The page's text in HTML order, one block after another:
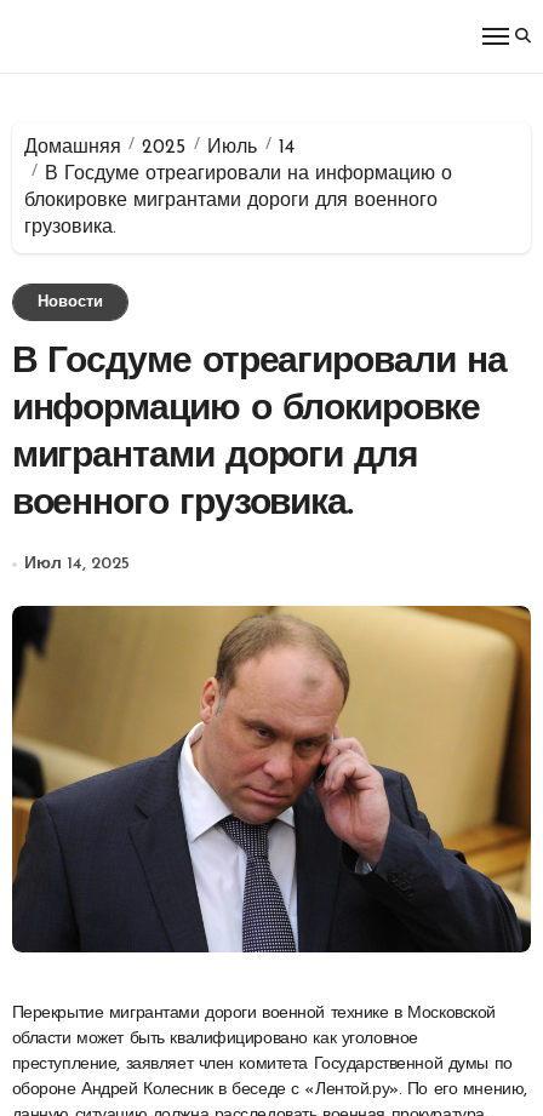
Домашняя 2025 Июль
14
В Госдуме отреагировали на информацию о
блокировке мигрантами дороги для военного
грузовика.
Новости
В Госдуме отреагировали на
информацию о блокировке
мигрантами дороги для
военного грузовика.
Июл 14, 2025
Перекрытие мигрантами дороги военной технике в Московской
области может быть квалифицировано как уголовное
преступление, заявляет член комитета Государственной думы по
обороне Андрей Колесник в беседе с «Лентой.ру». По его мнению,